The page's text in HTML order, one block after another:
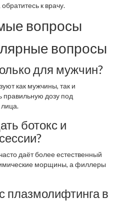
к врачу.
вопросы
вопросы
для мужчин?
как мужчины, так и
дозу под
ботокс и
даёт более естественный
морщины, а филлеры
плазмолифтинга в